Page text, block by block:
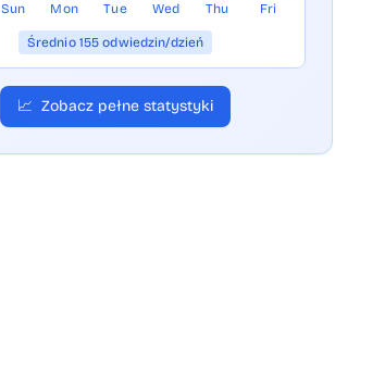
Sun Mon Tue Wed Thu Fri
Średnio 155 odwiedzin/dzień
📈 Zobacz pełne statystyki